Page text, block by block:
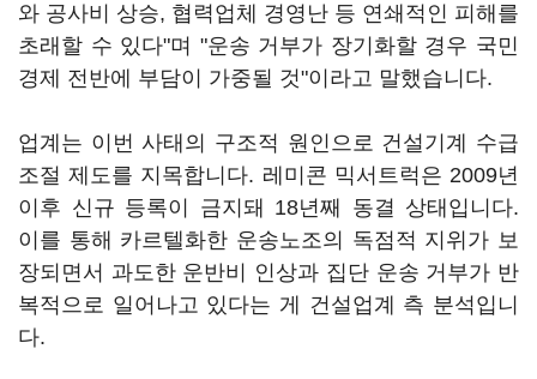
와 공사비 상승, 협력업체 경영난 등 연쇄적인 피해를
초래할 수 있다"며 "운송 거부가 장기화할 경우 국민
경제 전반에 부담이 가중될 것"이라고 말했습니다.
업계는 이번 사태의 구조적 원인으로 건설기계 수급
조절 제도를 지목합니다. 레미콘 믹서트럭은 2009년
이후 신규 등록이 금지돼 18년째 동결 상태입니다.
이를 통해 카르텔화한 운송노조의 독점적 지위가 보
장되면서 과도한 운반비 인상과 집단 운송 거부가 반
복적으로 일어나고 있다는 게 건설업계 측 분석입니
다.